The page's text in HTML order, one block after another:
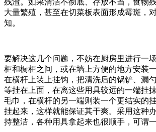
大量繁殖，甚至在切菜板表面形成霉斑，
知。
要解决这几个问题，不妨在厨房里进行一
柜和橱柜之间，或在墙上方便的地方安装
在横杆上装上挂钩，把清洗后的锅铲、漏
等挂在上面，在离这些用具较远的一端挂
毛巾，在横杆的另一端则装一个更结实的
挂起来，这样就能保证其干爽。采用这种
持整洁，各种用具拿起来也很顺手，可谓一